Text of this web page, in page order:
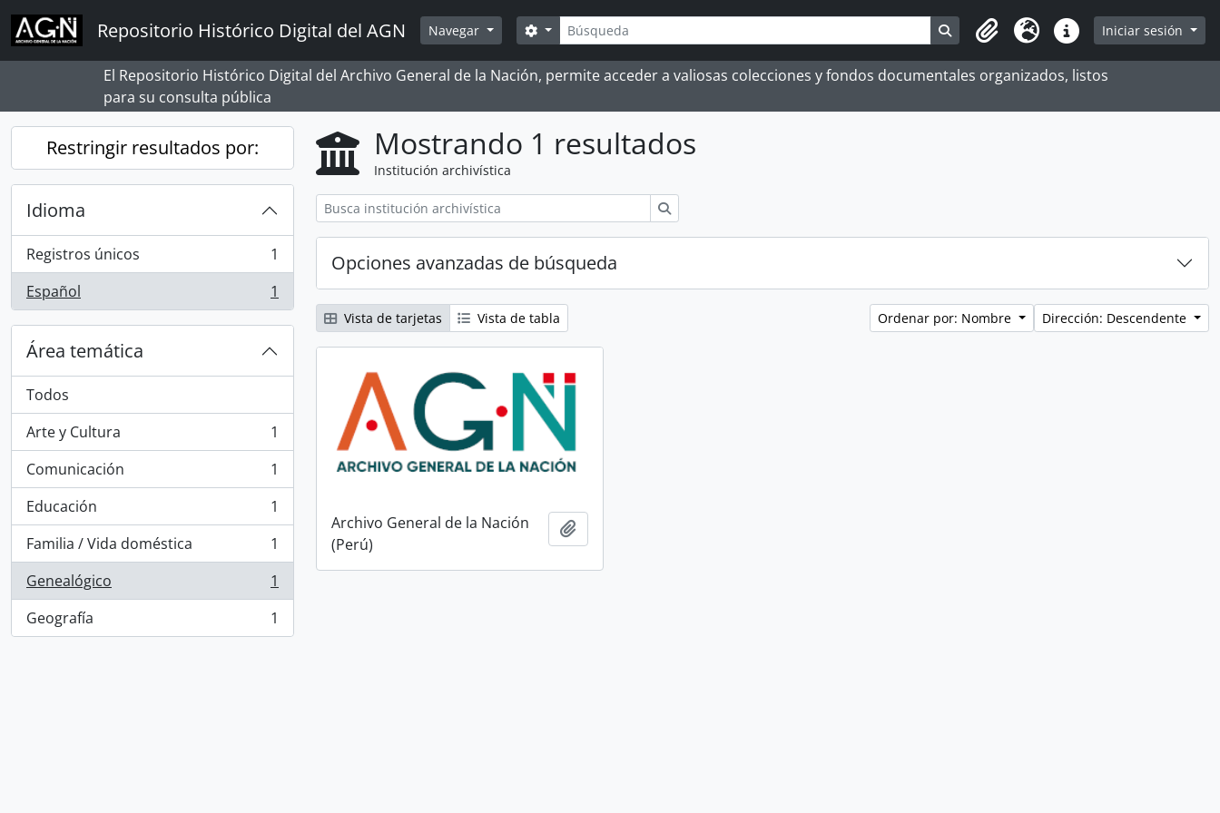
Skip to main content
Repositorio Histórico Digital del AGN Navegar Búsqueda
Search options Search in browse page
Portapapeles
Idioma Enlaces rápidos
Iniciar sesión
El Repositorio Histórico Digital del Archivo General de la Nación, permite acceder a valiosas colecciones y fondos documentales organizados, listos
para su consulta pública
Restringir resultados por:
Idioma
Registros únicos
, 1 resultados
1
Español
, 1 resultados 1
Área temática
Todos
Arte y Cultura
, 1 resultados
1
Comunicación
, 1 resultados
1
Educación
, 1 resultados
1
Familia / Vida doméstica
, 1 resultados
1
Genealógico
, 1 resultados
1
Geografía
, 1 resultados 1
Mostrando 1 resultados
Institución archivística
Opciones avanzadas de búsqueda
Vista de tarjetas Vista de tabla Ordenar por: Nombre Dirección: Descendente
Archivo General de la Nación
(Perú)